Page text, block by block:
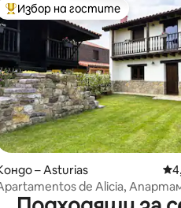
4,63 от 5, 54 отзива
Най-популярен избор на
Избор на гостите
– Asturias
de Alicia,
за семейства план.